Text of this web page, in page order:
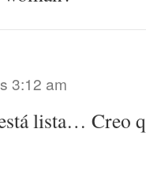
3:12 am
lista… Creo